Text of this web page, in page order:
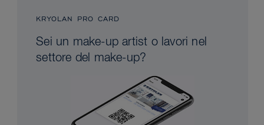
KRYOLAN PRO CARD
Sei un make-up artist o lavori nel
settore del make-up?